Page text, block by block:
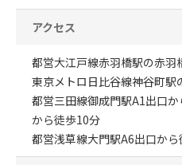
アクセス
都営大江戸線赤羽橋駅の赤羽
東京メトロ日比谷線神谷町駅
都営三田線御成門駅A1出口
から徒歩10分
都営浅草線大門駅A6出口か